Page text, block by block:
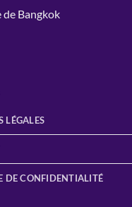
de Bangkok
LÉGALES
DE CONFIDENTIALITÉ